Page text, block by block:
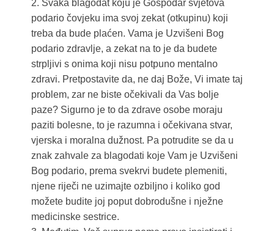
2. Svaka blagodat koju je Gospodar svjetova
podario čovjeku ima svoj zekat (otkupinu) koji
treba da bude plaćen. Vama je Uzvišeni Bog
podario zdravlje, a zekat na to je da budete
strpljivi s onima koji nisu potpuno mentalno
zdravi. Pretpostavite da, ne daj Bože, Vi imate taj
problem, zar ne biste očekivali da Vas bolje
paze? Sigurno je to da zdrave osobe moraju
paziti bolesne, to je razumna i očekivana stvar,
vjerska i moralna dužnost. Pa potrudite se da u
znak zahvale za blagodati koje Vam je Uzvišeni
Bog podario, prema svekrvi budete plemeniti,
njene riječi ne uzimajte ozbiljno i koliko god
možete budite joj poput dobrodušne i nježne
medicinske sestrice.